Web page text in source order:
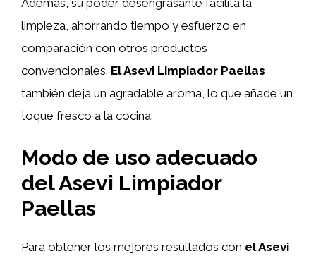
Además, su poder desengrasante facilita la
limpieza, ahorrando tiempo y esfuerzo en
comparación con otros productos
convencionales. El Asevi Limpiador Paellas
también deja un agradable aroma, lo que añade un
toque fresco a la cocina.
Modo de uso adecuado
del Asevi Limpiador
Paellas
Para obtener los mejores resultados con el Asevi